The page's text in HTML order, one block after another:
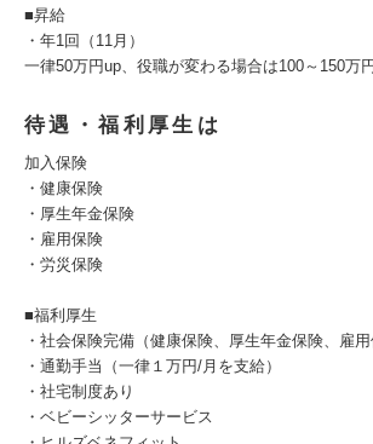
■昇給
・年1回（11月）
一律50万円up、役職が変わる場合は100～150万
待遇・福利厚生は
加入保険
・健康保険
・厚生年金保険
・雇用保険
・労災保険
■福利厚生
・社会保険完備（健康保険、厚生年金保険、雇用
・通勤手当（一律１万円/月を支給）
・社宅制度あり
・ベビーシッターサービス